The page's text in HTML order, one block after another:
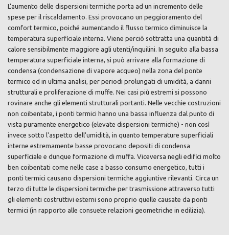
L'aumento delle dispersioni termiche porta ad un incremento delle
spese per il riscaldamento. Essi provocano un peggioramento del
comfort termico, poiché aumentando il flusso termico diminuisce la
temperatura superficiale interna. Viene perciò sottratta una quantità di
calore sensibilmente maggiore agli utenti/inquilini. In seguito alla bassa
temperatura superficiale interna, si può arrivare alla formazione di
condensa (condensazione di vapore acqueo) nella zona del ponte
termico ed in ultima analisi, per periodi prolungati di umidità, a danni
strutturali e proliferazione di muffe. Nei casi più estremi si possono
rovinare anche gli elementi strutturali portanti. Nelle vecchie costruzioni
non coibentate, i ponti termici hanno una bassa influenza dal punto di
vista puramente energetico (elevate dispersioni termiche) - non così
invece sotto l'aspetto dell'umidità, in quanto temperature superficiali
interne estremamente basse provocano depositi di condensa
superficiale e dunque formazione di muffa. Viceversa negli edifici molto
ben coibentati come nelle case a basso consumo energetico, tutti i
ponti termici causano dispersioni termiche aggiuntive rilevanti. Circa un
terzo di tutte le dispersioni termiche per trasmissione attraverso tutti
gli elementi costruttivi esterni sono proprio quelle causate da ponti
termici (in rapporto alle consuete relazioni geometriche in edilizia).